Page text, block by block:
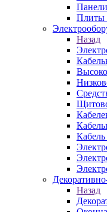
Плиты
Назад
Кабель
Назад